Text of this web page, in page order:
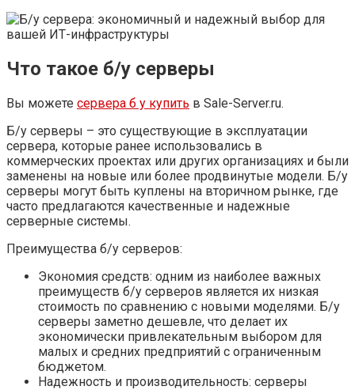
Что такое б/у серверы
Вы можете сервера б у купить в Sale-Server.ru.
Б/у серверы – это существующие в эксплуатации
сервера, которые ранее использовались в
коммерческих проектах или других организациях и были
заменены на новые или более продвинутые модели. Б/у
серверы могут быть куплены на вторичном рынке, где
часто предлагаются качественные и надежные
серверные системы.
Преимущества б/у серверов:
Экономия средств: одним из наиболее важных
преимуществ б/у серверов является их низкая
стоимость по сравнению с новыми моделями. Б/у
серверы заметно дешевле, что делает их
экономически привлекательным выбором для
малых и средних предприятий с ограниченным
бюджетом.
Надежность и производительность: серверы